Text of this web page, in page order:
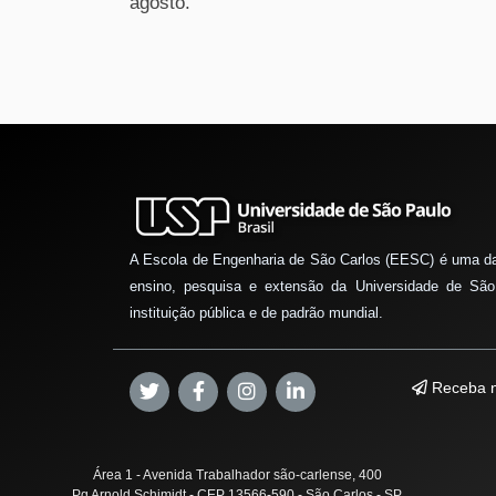
A Escola de Engenharia de São Carlos (EESC) é uma
ensino, pesquisa e extensão da Universidade de
instituição pública e de padrão mundial.
Receba
Área 1 - Avenida Trabalhador são-carlense, 400